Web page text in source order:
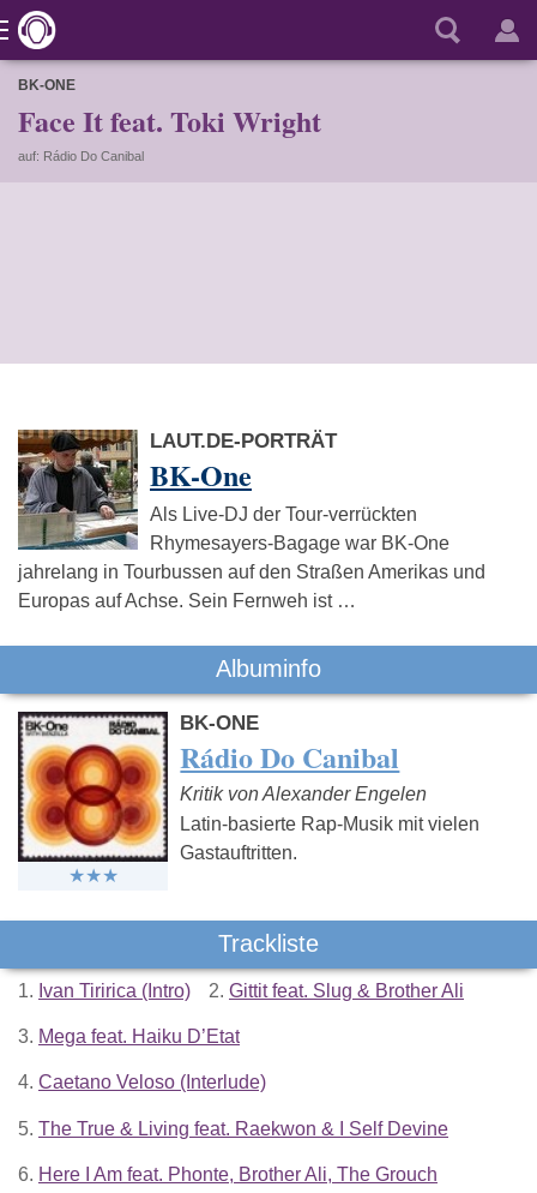
BK-ONE
Face It feat. Toki Wright
auf: Rádio Do Canibal
LAUT.DE-PORTRÄT
BK-One
Als Live-DJ der Tour-verrückten
Rhymesayers-Bagage war BK-One
jahrelang in Tourbussen auf den Straßen Amerikas und
Europas auf Achse. Sein Fernweh ist …
Albuminfo
BK-ONE
Rádio Do Canibal
Kritik von Alexander Engelen
Latin-basierte Rap-Musik mit vielen
Gastauftritten.
Trackliste
1. Ivan Tiririca (Intro) 2. Gittit feat. Slug & Brother Ali
3. Mega feat. Haiku D’Etat
4. Caetano Veloso (Interlude)
5. The True & Living feat. Raekwon & I Self Devine
6. Here I Am feat. Phonte, Brother Ali, The Grouch